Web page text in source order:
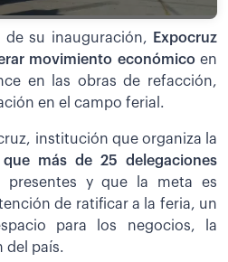
su inauguración,
Expocruz
movimiento económico en
en las obras de refacción,
en el campo ferial.
institución que organiza la
más de 25 delegaciones
presentes y que la meta es
de ratificar a la feria, un
para los negocios, la
del país.